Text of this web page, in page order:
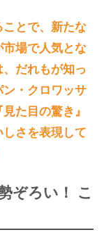
ことで、新たな
場で人気とな
だれもが知っ
・クロワッサ
た目の驚き』
さを表現して
ぞろい！ こ